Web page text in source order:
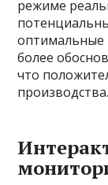
режиме
оптимальные
более
что
производства.